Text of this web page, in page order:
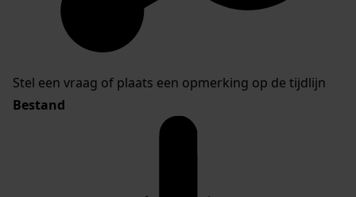
Stel een vraag of plaats een opmerking op de tijdlijn
Bestand